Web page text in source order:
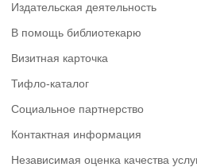
Издательская деятельность
В помощь библиотекарю
Визитная карточка
Тифло-каталог
Социальное партнерство
Контактная информация
Независимая оценка качества